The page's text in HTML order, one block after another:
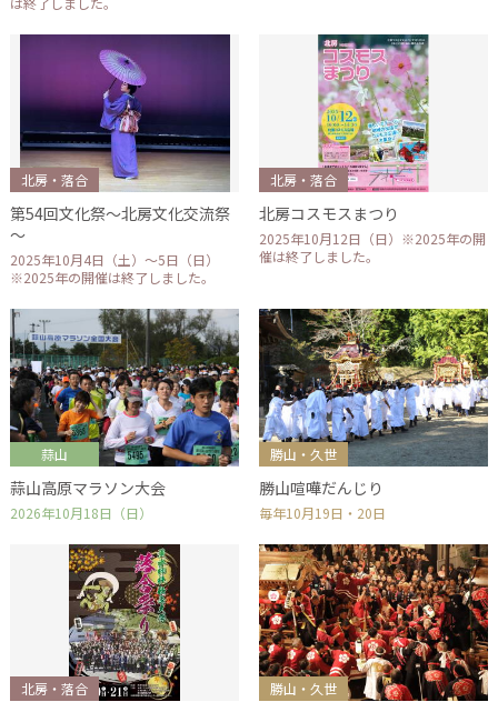
北房・落合
第54回文化祭～北房文化交流祭
～
2025年10月4日（土）～5日（日）
※2025年の開催は終了しました。
北房・落合
北房コスモスまつり
2025年10月12日（日）※2025年の開
催は終了しました。
蒜山
蒜山高原マラソン大会
2026年10月18日（日）
勝山・久世
勝山喧嘩だんじり
毎年10月19日・20日
北房・落合 勝山・久世